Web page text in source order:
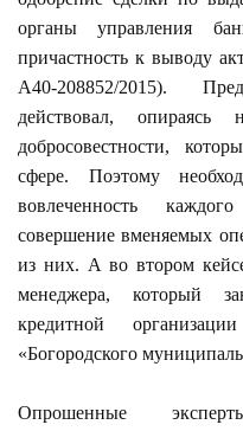
органы управления
причастность к выводу
А40-208852/2015).
действовал,
добросовестности,
сфере. Поэтому
вовлеченность
совершение вменяемых
из них. А во втором
менеджера, который
кредитной
«Богородского
Опрошенные